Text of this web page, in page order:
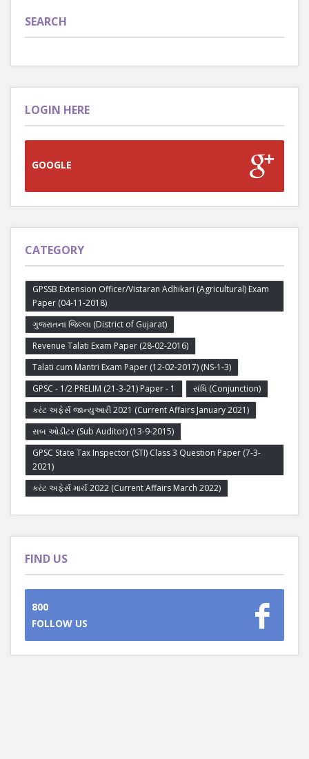
SEARCH
LOGIN HERE
GOOGLE
CATEGORY
GPSSB Extension Officer/Vistaran Adhikari (Agricultural) Exam
Paper (04-11-2018)
ગુજરાતના જિલ્લા (District of Gujarat)
Revenue Talati Exam Paper (28-02-2016)
Talati cum Mantri Exam Paper (12-02-2017) (NS-1-3)
GPSC - 1/2 PRELIM (21-3-21) Paper - 1
સંધિ (Conjunction)
કરંટ અફેર્સ જાન્યુઆરી 2021 (Current Affairs January 2021)
સબ ઓડીટર (Sub Auditor) (13-9-2015)
GPSC State Tax Inspector (STI) Class 3 Question Paper (7-3-
2021)
કરંટ અફેર્સ માર્ચ 2022 (Current Affairs March 2022)
FIND US
800
FOLLOW US